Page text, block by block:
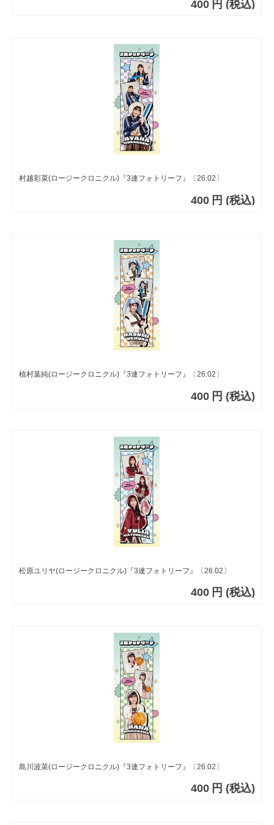
400 円 (税込)
村越彩菜(ロージークロニクル)『3連フォトリーフ』〔26.02〕
400 円 (税込)
植村葉純(ロージークロニクル)『3連フォトリーフ』〔26.02〕
400 円 (税込)
松原ユリヤ(ロージークロニクル)『3連フォトリーフ』〔26.02〕
400 円 (税込)
島川波菜(ロージークロニクル)『3連フォトリーフ』〔26.02〕
400 円 (税込)